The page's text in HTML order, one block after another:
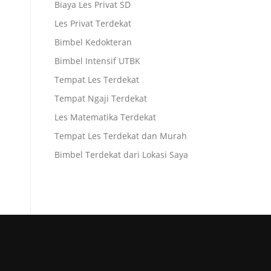
Biaya Les Privat SD
Les Privat Terdekat
Bimbel Kedokteran
Bimbel Intensif UTBK
Tempat Les Terdekat
Tempat Ngaji Terdekat
Les Matematika Terdekat
Tempat Les Terdekat dan Murah
Bimbel Terdekat dari Lokasi Saya